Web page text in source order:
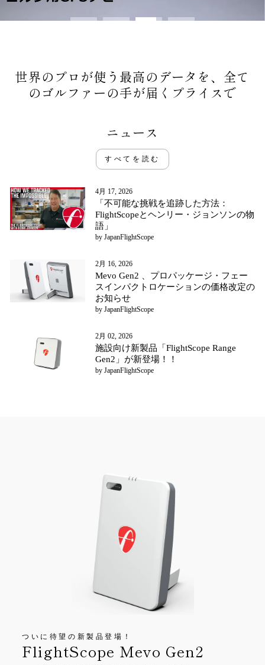
世界のプロが使う最高のデータを、全て
のゴルファーの手が届くプライスで
ニュース
すべてを読む
4月 17, 2026
「不可能な挑戦を追跡した方法：
FlightScopeとヘンリー・ジョンソンの物
語」
by JapanFlightScope
2月 16, 2026
Mevo Gen2 、プロパッケージ・フェー
スインパクトロケーションの価格改定の
お知らせ
by JapanFlightScope
2月 02, 2026
施設向け新製品「FlightScope Range
Gen2」が新登場！！
by JapanFlightScope
ついに待望の新製品登場！
FlightScope Mevo Gen2